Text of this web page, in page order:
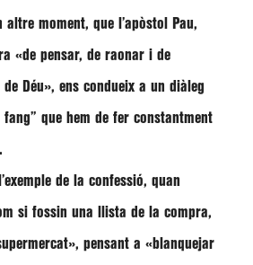
moment, que l’apòstol Pau,
«de pensar, de raonar i de
Déu», ens condueix a un diàleg
que hem de fer constantment
.
de la confessió, quan
si fossin una llista de la compra,
, pensant a «blanquejar